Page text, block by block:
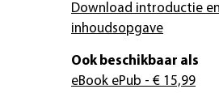
Download introductie en
inhoudsopgave
Ook beschikbaar als
eBook ePub - € 15,99